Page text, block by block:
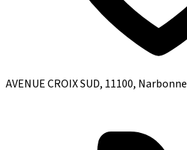
AVENUE CROIX SUD, 11100, Narbonne